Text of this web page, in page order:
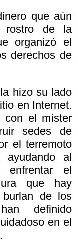
que aún
de la
organizó el
derechos de
hizo su lado
en Internet.
con el míster
sedes de
el terremoto
al
enfrentar el
que hay
burlan de los
definido
en el